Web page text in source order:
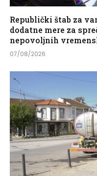
Republički štab za
dodatne mere za
nepovoljnih
07/08/2026